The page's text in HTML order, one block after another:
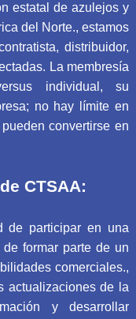
estatal de azulejos y
del Norte., estamos
distribuidor,
La membresía
individual, su
no hay límite en
convertirse en
CTSAA:
de participar en una
formar parte de un
comerciales.,
actualizaciones de la
y desarrollar